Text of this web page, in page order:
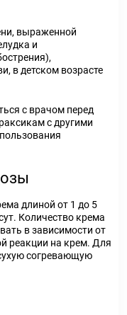
выраженной
и
в детском возрасте
с врачом перед
с другими
длиной от 1 до 5
Количество крема
в зависимости от
реакции на крем. Для
согревающую